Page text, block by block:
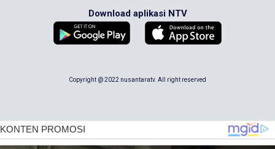
Download aplikasi NTV
Copyright @ 2022 nusantaratv. All right reserved